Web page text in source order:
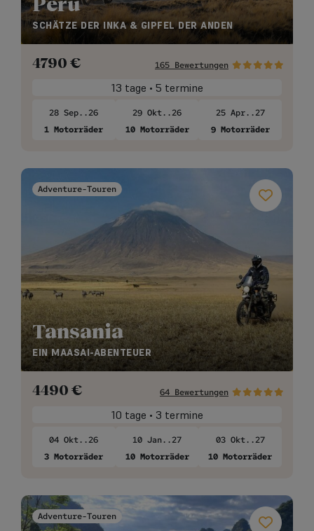
SCHÄTZE DER INKA & GIPFEL DER ANDEN
4790 € 165 Bewertungen
13 tage • 5 termine
28 Sep..26
1 Motorräder
29 Okt..26
10 Motorräder
25 Apr..27
9 Motorräder
Adventure-Touren
Tansania
EIN MAASAI-ABENTEUER
4490 € 64 Bewertungen
10 tage • 3 termine
04 Okt..26
3 Motorräder
10 Jan..27
10 Motorräder
03 Okt..27
10 Motorräder
Adventure-Touren